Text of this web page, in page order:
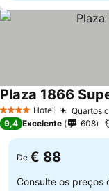
4 EstrelasHotel Quartos
Plaza 1866
9,4 Excelente 608
De € 88
Consulte os preços